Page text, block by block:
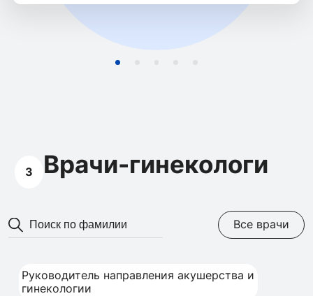
Врачи-гинекологи
3
Все врачи
Руководитель направления акушерства и
гинекологии